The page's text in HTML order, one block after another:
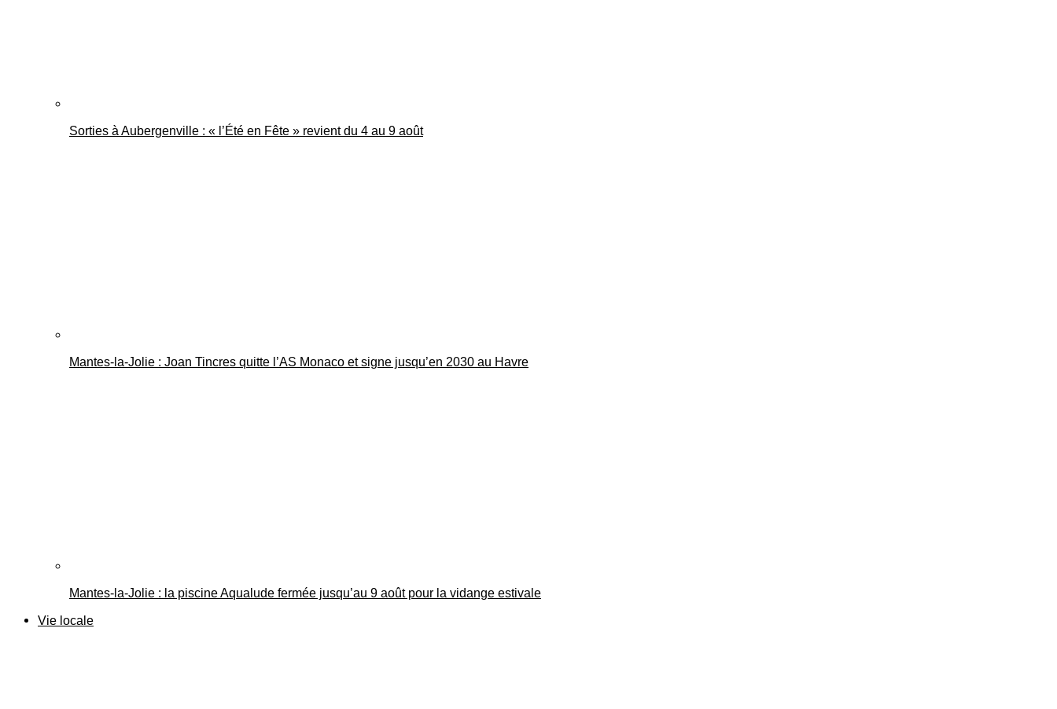
Sorties à Aubergenville : « l’Été en Fête » revient du 4 au 9 août
Mantes-la-Jolie : Joan Tincres quitte l’AS Monaco et signe jusqu’en 2030 au Havre
Mantes-la-Jolie : la piscine Aqualude fermée jusqu’au 9 août pour la vidange estivale
Vie locale